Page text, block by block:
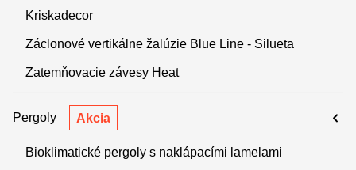
Kriskadecor
Záclonové vertikálne žalúzie Blue Line - Silueta
Zatemňovacie závesy Heat
Pergoly Akcia
Bioklimatické pergoly s naklápacími lamelami